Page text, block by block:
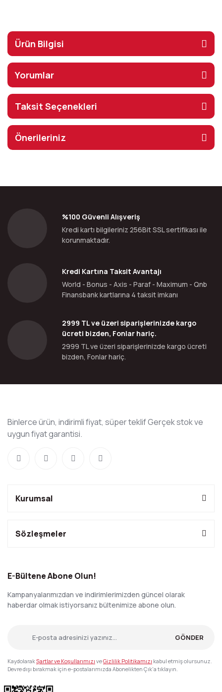
Ürün Bilgisi
Yorumlar
Taksit Seçenekleri
Önerileriniz
%100 Güvenli Alışveriş
Kredi kartı bilgileriniz 256Bit SSL sertifikası ile
korunmaktadır.
Kredi Kartına Taksit Avantajı
World - Bonus - Axis - Paraf - Maximum - Qnb
Finansbank kartlarına 4 taksit imkanı
2999 TL ve üzeri siparişlerinizde kargo
ücreti bizden, Fonlar hariç.
2999 TL ve üzeri siparişlerinizde kargo ücreti
bizden, Fonlar hariç.
Binlerce ürün, indirimli fiyat, süper teklif Gerçek stok ve
uygun fiyat garantisi.
Kurumsal
Sözleşmeler
E-Bültene Abone Olun!
Kampanyalarımızdan ve indirimlerimizden güncel olarak
haberdar olmak istiyorsanız bültenimize abone olun.
GÖNDER
KaydolarakŞartlar ve Koşullarımızı veGizlilik Politikamızı kabul etmiş olursunuz.
Devre dışı bırakmak için e-postalarımızda Abonelikten Çık'a tıklayın.